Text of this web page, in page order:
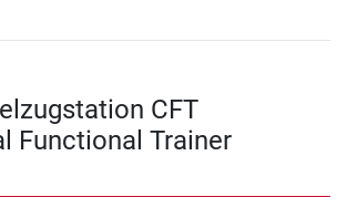
CFT
Functional Trainer